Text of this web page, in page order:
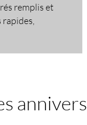
remplis et